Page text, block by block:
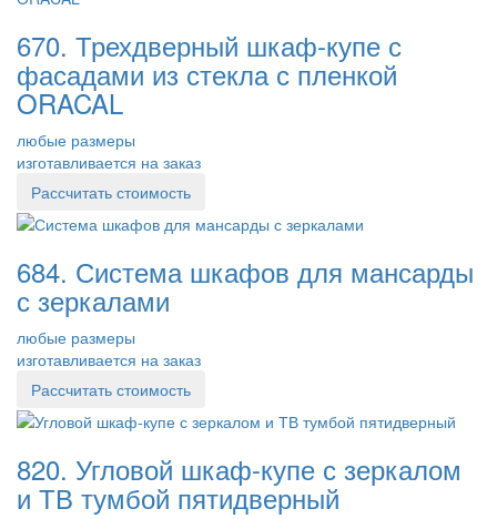
670. Трехдверный шкаф-купе с
фасадами из стекла с пленкой
ORACAL
любые размеры
изготавливается на заказ
Рассчитать стоимость
684. Система шкафов для мансарды
с зеркалами
любые размеры
изготавливается на заказ
Рассчитать стоимость
820. Угловой шкаф-купе с зеркалом
и ТВ тумбой пятидверный